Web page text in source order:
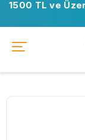
1500 TL ve